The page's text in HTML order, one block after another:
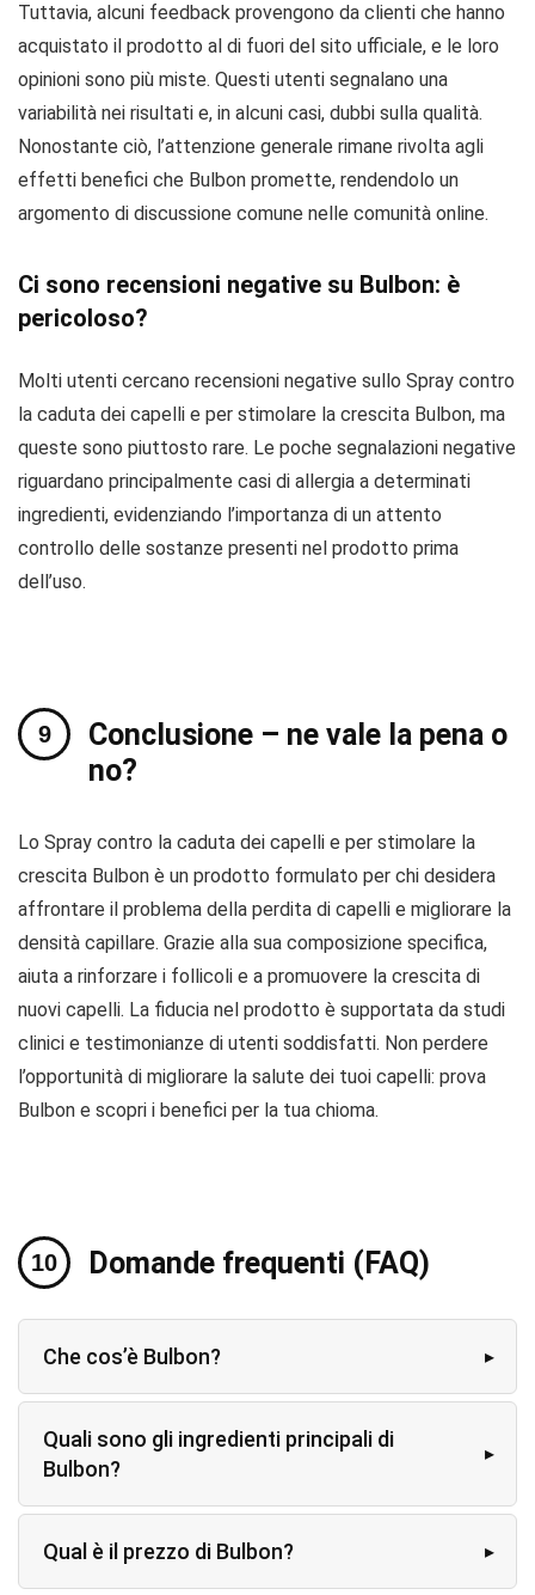
Tuttavia, alcuni feedback provengono da clienti che hanno
acquistato il prodotto al di fuori del sito ufficiale, e le loro
opinioni sono più miste. Questi utenti segnalano una
variabilità nei risultati e, in alcuni casi, dubbi sulla qualità.
Nonostante ciò, l’attenzione generale rimane rivolta agli
effetti benefici che Bulbon promette, rendendolo un
argomento di discussione comune nelle comunità online.
Ci sono recensioni negative su Bulbon: è
pericoloso?
Molti utenti cercano recensioni negative sullo Spray contro
la caduta dei capelli e per stimolare la crescita Bulbon, ma
queste sono piuttosto rare. Le poche segnalazioni negative
riguardano principalmente casi di allergia a determinati
ingredienti, evidenziando l’importanza di un attento
controllo delle sostanze presenti nel prodotto prima
dell’uso.
Conclusione – ne vale la pena o
no?
Lo Spray contro la caduta dei capelli e per stimolare la
crescita Bulbon è un prodotto formulato per chi desidera
affrontare il problema della perdita di capelli e migliorare la
densità capillare. Grazie alla sua composizione specifica,
aiuta a rinforzare i follicoli e a promuovere la crescita di
nuovi capelli. La fiducia nel prodotto è supportata da studi
clinici e testimonianze di utenti soddisfatti. Non perdere
l’opportunità di migliorare la salute dei tuoi capelli: prova
Bulbon e scopri i benefici per la tua chioma.
Domande frequenti (FAQ)
Che cos’è Bulbon?
Quali sono gli ingredienti principali di
Bulbon?
Qual è il prezzo di Bulbon?